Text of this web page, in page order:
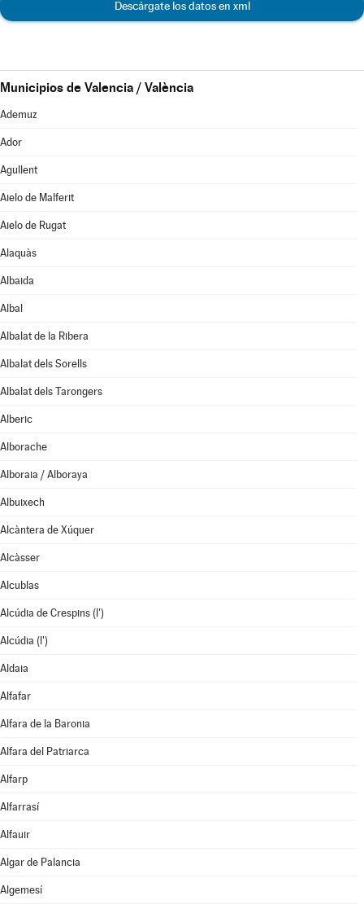
Descárgate los datos en xml
Municipios de Valencia / València
Ademuz
Ador
Agullent
Aielo de Malferit
Aielo de Rugat
Alaquàs
Albaida
Albal
Albalat de la Ribera
Albalat dels Sorells
Albalat dels Tarongers
Alberic
Alborache
Alboraia / Alboraya
Albuixech
Alcàntera de Xúquer
Alcàsser
Alcublas
Alcúdia de Crespins (l')
Alcúdia (l')
Aldaia
Alfafar
Alfara de la Baronia
Alfara del Patriarca
Alfarp
Alfarrasí
Alfauir
Algar de Palancia
Algemesí